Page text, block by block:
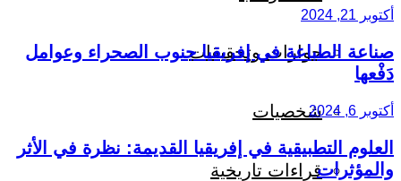
حوارات وتحقيقات
شخصيات
قراءات تاريخية
أكتوبر 21, 2024
صناعة الطباعة في إفريقيا جنوب الصحراء وعوامل
دَفْعها
أكتوبر 6, 2024
العلوم التطبيقية في إفريقيا القديمة: نظرة في الأثر
والمؤثرات